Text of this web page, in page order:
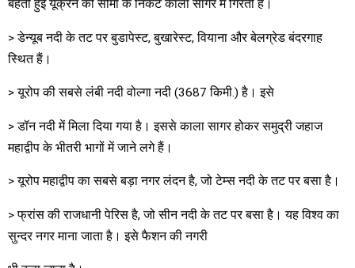
बहती हुई यूक्रेन की सीमा के निकट काला सागर में गिरती है।
> डेन्यूब नदी के तट पर बुडापेस्ट, बुखारेस्ट, वियाना और बेलग्रेड बंदरगाह
स्थित हैं।
> यूरोप की सबसे लंबी नदी वोल्गा नदी (3687 किमी.) है। इसे
> डॉन नदी में मिला दिया गया है। इससे काला सागर होकर समुद्री जहाज
महाद्वीप के भीतरी भागों में जाने लगे हैं।
> यूरोप महाद्वीप का सबसे बड़ा नगर लंदन है, जो टेम्स नदी के तट पर बसा है।
> फ्रांस की राजधानी पेरिस है, जो सीन नदी के तट पर बसा है। यह विश्व का
सुन्दर नगर माना जाता है। इसे फैशन की नगरी